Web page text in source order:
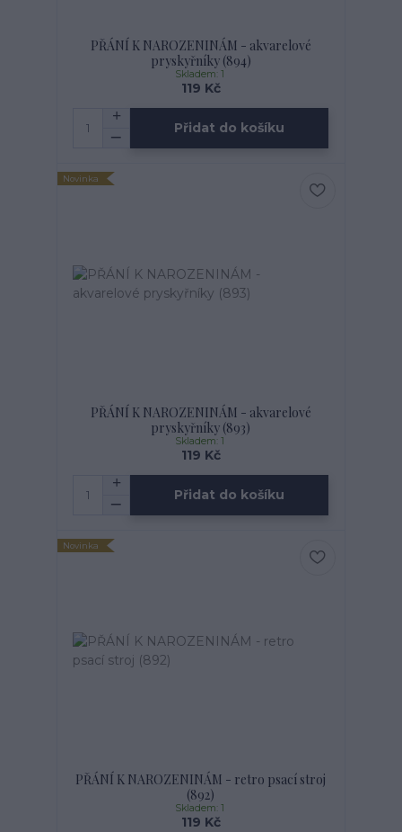
PŘÁNÍ K NAROZENINÁM - akvarelové
pryskyřníky (894)
119 Kč
Skladem: 1
Přidat do košíku
Novinka
PŘÁNÍ K NAROZENINÁM - akvarelové
pryskyřníky (893)
119 Kč
Skladem: 1
Přidat do košíku
Novinka
PŘÁNÍ K NAROZENINÁM - retro psací stroj
(892)
119 Kč
Skladem: 1